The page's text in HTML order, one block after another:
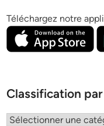
Téléchargez notre
Classification
Classification